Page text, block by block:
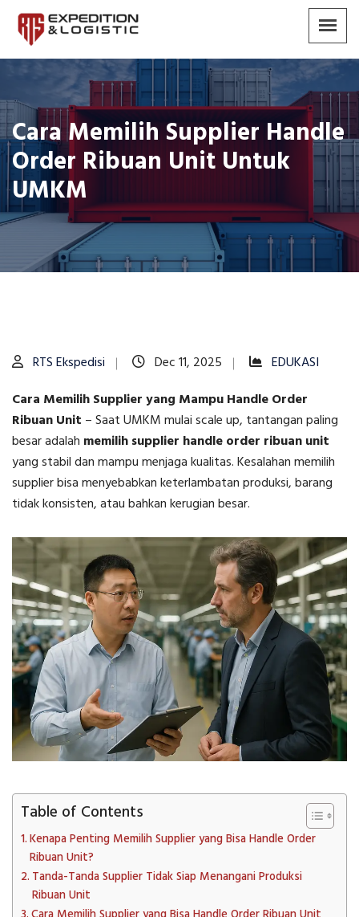
Cara Memilih Supplier Handle
Order Ribuan Unit Untuk
UMKM
RTS Ekspedisi Dec 11, 2025
EDUKASI
Cara Memilih Supplier yang Mampu Handle Order
Ribuan Unit –Saat UMKM mulai scale up, tantangan paling
besar adalah memilih supplier handle order ribuan unit
yang stabil dan mampu menjaga kualitas. Kesalahan memilih
supplier bisa menyebabkan keterlambatan produksi, barang
tidak konsisten, atau bahkan kerugian besar.
Table of Contents
Kenapa Penting Memilih Supplier yang Bisa Handle Order
Ribuan Unit?
Tanda-Tanda Supplier Tidak Siap Menangani Produksi
Ribuan Unit